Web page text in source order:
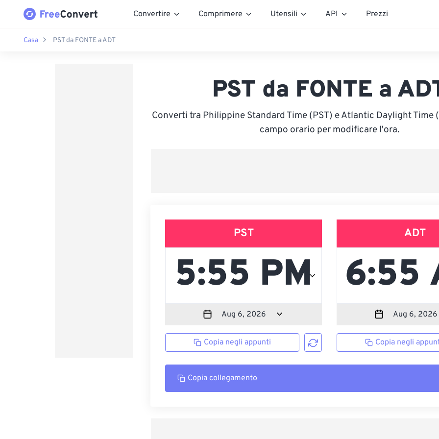
Convertire Comprimere Utensili API Prezzi
Casa PST da FONTE a ADT
PST da FONTE a
Converti tra Philippine Standard Time (PST) e Atlantic Daylight Time
campo orario per modificare l'ora.
PST
Copia negli appunti
ADT
Copia negli
Copia collegamento